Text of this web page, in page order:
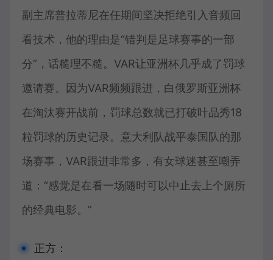
副主席普拉蒂尼在任期间坚决拒绝引入音频回
看技术，他的理由是“错判是足球赛事的一部
分”，话糙理不糙。VAR让亚洲杯几乎成了罚球
邀请赛。因为VAR频频跟进，白俄罗斯亚洲杯
在淘汰赛开战前，罚球总数就已打破叶品秀18
粒罚球的历史记录。意大利队战平泰国队的那
场赛事，VAR跟进非常多，有女球迷甚至嘲弄
道：“感觉是在看一场随时可以中止去上个厕所
的经典电影。”
正方：